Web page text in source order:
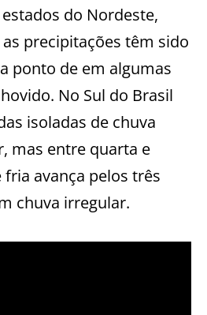
do Nordeste,
precipitações têm sido
ponto de em algumas
No Sul do Brasil
isoladas de chuva
mas entre quarta e
avança pelos três
chuva irregular.